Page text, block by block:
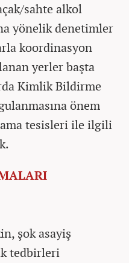
sahte alkol
yönelik denetimler
koordinasyon
yerler başta
Kimlik Bildirme
önem
tesisleri ile ilgili
şok asayiş
tedbirleri